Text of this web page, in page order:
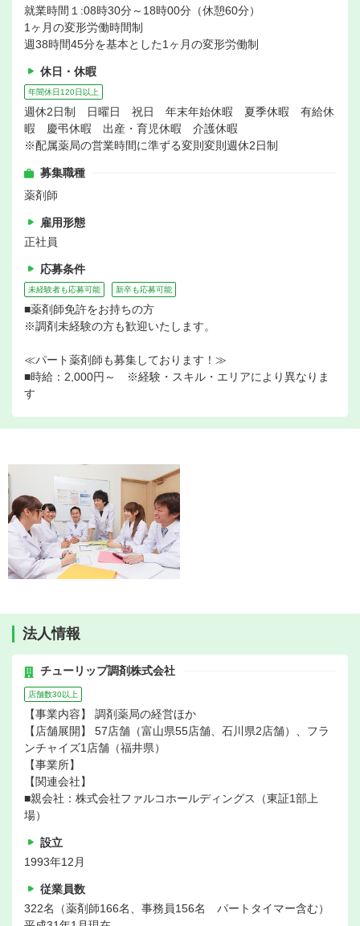
就業時間１:08時30分～18時00分（休憩60分）
1ヶ月の変形労働時間制
週38時間45分を基本とした1ヶ月の変形労働制
休日・休暇
年間休日120日以上
週休2日制 日曜日 祝日 年末年始休暇 夏季休暇 有給休
暇 慶弔休暇 出産・育児休暇 介護休暇
※配属薬局の営業時間に準ずる変則変則週休2日制
募集職種
薬剤師
雇用形態
正社員
応募条件
未経験者も応募可能 新卒も応募可能
■薬剤師免許をお持ちの方
※調剤未経験の方も歓迎いたします。
≪パート薬剤師も募集しております！≫
■時給：2,000円～ ※経験・スキル・エリアにより異なりま
す
法人情報
チューリップ調剤株式会社
店舗数30以上
【事業内容】 調剤薬局の経営ほか
【店舗展開】 57店舗（富山県55店舗、石川県2店舗）、フラ
ンチャイズ1店舗（福井県）
【事業所】
【関連会社】
■親会社：株式会社ファルコホールディングス（東証1部上
場）
設立
1993年12月
従業員数
322名（薬剤師166名、事務員156名 パートタイマー含む）